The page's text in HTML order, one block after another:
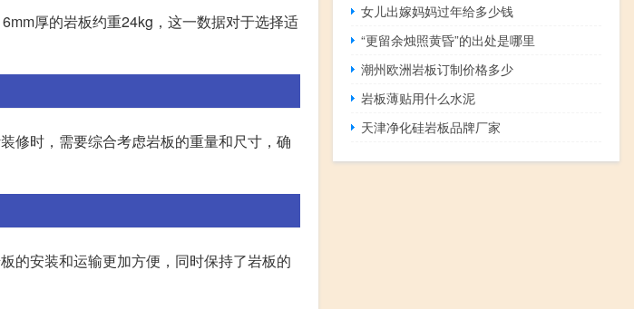
厚的岩板约重24kg，这一数据对于选择适
修时，需要综合考虑岩板的重量和尺寸，确
的安装和运输更加方便，同时保持了岩板的
女儿出嫁妈妈过年给多少钱
“更留余烛照黄昏”的出处是哪里
潮州欧洲岩板订制价格多少
岩板薄贴用什么水泥
天津净化硅岩板品牌厂家